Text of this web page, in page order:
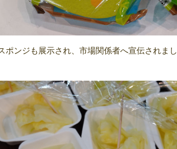
ポンジも展示され、市場関係者へ宣伝されまし